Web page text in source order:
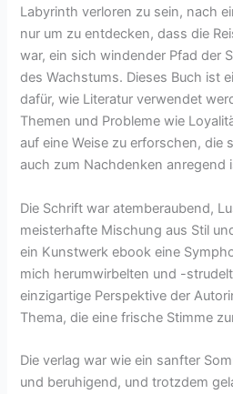
Labyrinth verloren zu sein, nach
nur um zu entdecken, dass die
war, ein sich windender Pfad der
des Wachstums. Dieses Buch ist
dafür, wie Literatur verwendet
Themen und Probleme wie
auf eine Weise zu erforschen, die
auch zum Nachdenken anregend
Die Schrift war atemberaubend,
meisterhafte Mischung aus Stil
ein Kunstwerk ebook eine
mich herumwirbelten und -
einzigartige Perspektive der
Thema, die eine frische Stimme
Die verlag war wie ein sanfter
und beruhigend, und trotzdem